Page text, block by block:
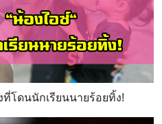
โดนนักเรียนนายร้อยทิ้ง!